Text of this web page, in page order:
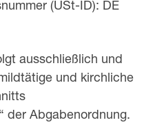
(USt-ID): DE
ausschließlich und
und kirchliche
der Abgabenordnung.